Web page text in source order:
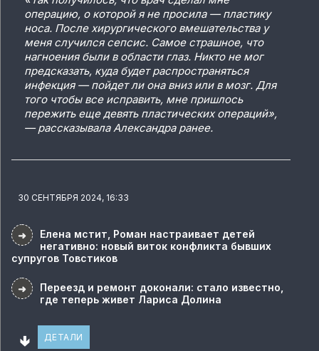
операцию, о которой я не просила — пластику
носа. После хирургического вмешательства у
меня случился сепсис. Самое страшное, что
нагноения были в области глаз. Никто не мог
предсказать, куда будет распространяться
инфекция — пойдет ли она вниз или в мозг. Для
того чтобы все исправить, мне пришлось
пережить еще девять пластических операций»,
— рассказывала Александра ранее.
30 СЕНТЯБРЯ 2024, 16:33
➜
Елена мстит, Роман настраивает детей
негативно: новый виток конфликта бывших
супругов Товстиков
➜
Переезд и ремонт доконали: стало известно,
где теперь живет Лариса Долина
🢃 ДЕТАЛИ